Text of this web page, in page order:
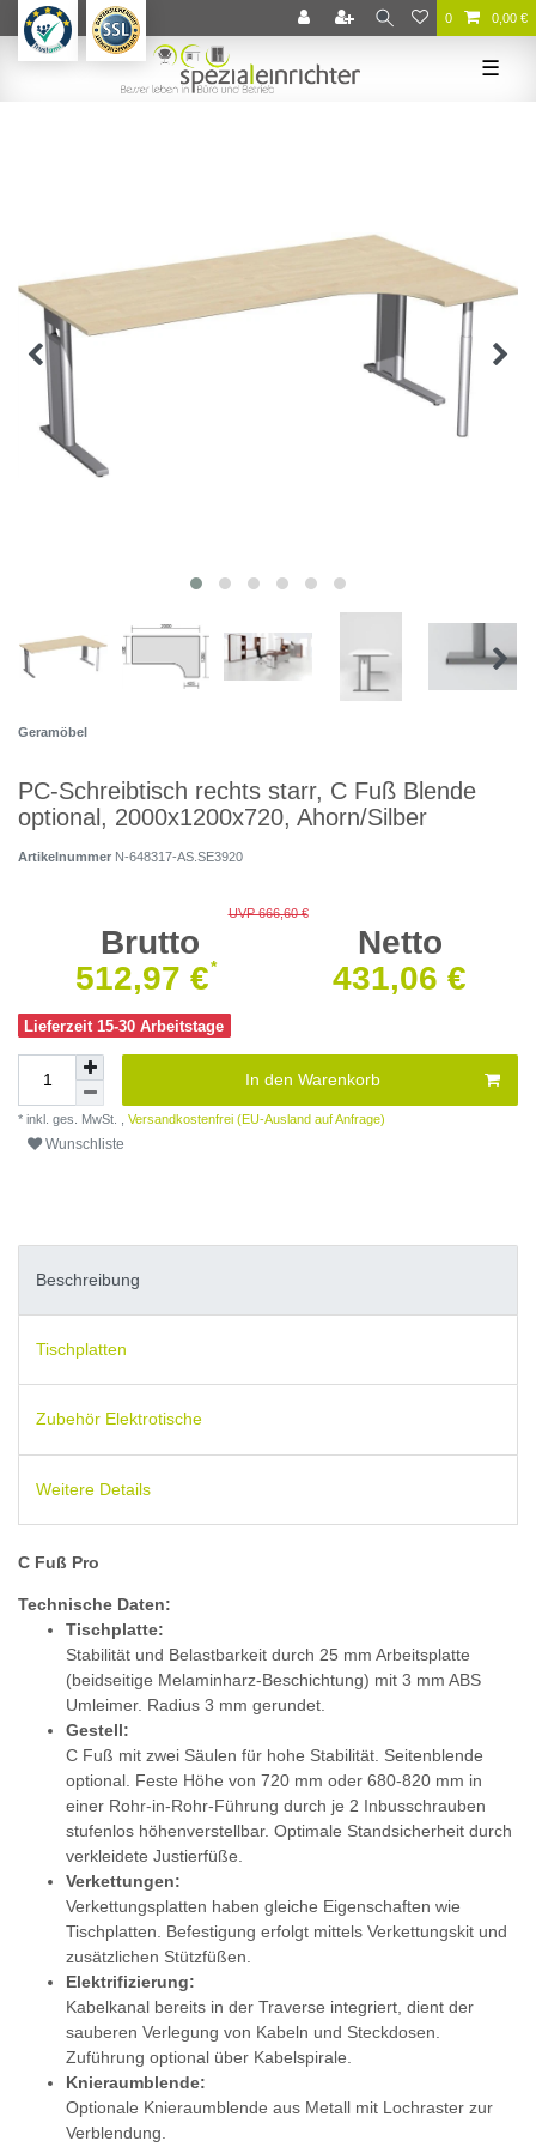
0 0,00 €
☰
Geramöbel
PC-Schreibtisch rechts starr, C Fuß Blende
optional, 2000x1200x720, Ahorn/Silber
Artikelnummer N-648317-AS.SE3920
UVP 666,60 €
Brutto
Netto
512,97 €
* 431,06 €
Lieferzeit 15-30 Arbeitstage
In den Warenkorb
* inkl. ges. MwSt. , Versandkostenfrei (EU-Ausland auf Anfrage)
Wunschliste
Beschreibung
Tischplatten
Zubehör Elektrotische
Weitere Details
C Fuß Pro
Technische Daten:
Tischplatte:
Stabilität und Belastbarkeit durch 25 mm Arbeitsplatte
(beidseitige Melaminharz-Beschichtung) mit 3 mm ABS
Umleimer. Radius 3 mm gerundet.
Gestell:
C Fuß mit zwei Säulen für hohe Stabilität. Seitenblende
optional. Feste Höhe von 720 mm oder 680-820 mm in
einer Rohr-in-Rohr-Führung durch je 2 Inbusschrauben
stufenlos höhenverstellbar. Optimale Standsicherheit durch
verkleidete Justierfüße.
Verkettungen:
Verkettungsplatten haben gleiche Eigenschaften wie
Tischplatten. Befestigung erfolgt mittels Verkettungskit und
zusätzlichen Stützfüßen.
Elektrifizierung:
Kabelkanal bereits in der Traverse integriert, dient der
sauberen Verlegung von Kabeln und Steckdosen.
Zuführung optional über Kabelspirale.
Knieraumblende:
Optionale Knieraumblende aus Metall mit Lochraster zur
Verblendung.